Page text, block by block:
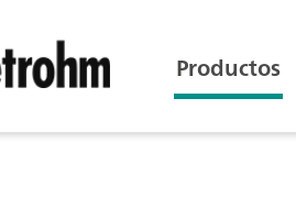
Productos